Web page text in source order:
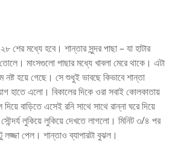
শের মধ্যে হবে। শান্তার সুন্দর পাছা – যা হাটার
মাংসগুলো পাছার মধ্যে খাবলা মেরে থাকে। এটা
নষ্ট হয়ে গেছে। সে শুধুই ভাবছে কিভাবে শান্তা
হাতে এলো। বিকালের দিকে ওরা সবাই কোলকাতায়
বাড়িতে এসেই রনি সাথে সাথে রান্না ঘরে দিয়ে
লুকিয়ে লুকিয়ে দেখতে লাগলো। মিনিট ৩/৪ পর
পেল। শান্তাও ব্যাপারটা বুঝল।